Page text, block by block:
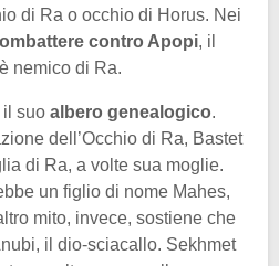
di Ra o occhio di Horus. Nei
contro Apopi, il
nemico di Ra.
il suo albero genealogico.
dell’Occhio di Ra, Bastet
di Ra, a volte sua moglie.
un figlio di nome Mahes,
mito, invece, sostiene che
il dio-sciacallo. Sekhmet